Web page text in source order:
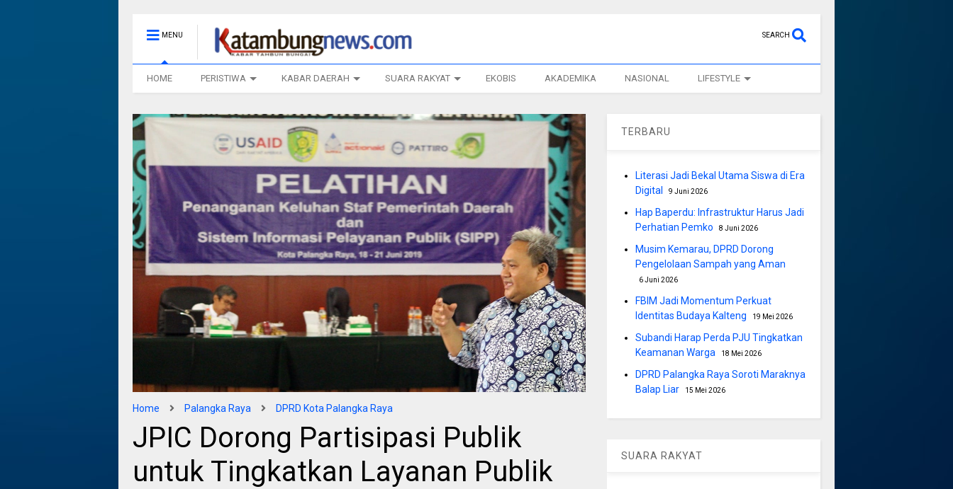
MENU SEARCH
HOME PERISTIWA KABAR DAERAH SUARA RAKYAT EKOBIS AKADEMIKA NASIONAL LIFESTYLE
Home Palangka Raya DPRD Kota Palangka Raya
JPIC Dorong Partisipasi Publik
untuk Tingkatkan Layanan Publik
TERBARU
Literasi Jadi Bekal Utama Siswa di Era
Digital
9 Juni 2026
Hap Baperdu: Infrastruktur Harus Jadi
Perhatian Pemko
8 Juni 2026
Musim Kemarau, DPRD Dorong
Pengelolaan Sampah yang Aman
6 Juni 2026
FBIM Jadi Momentum Perkuat
Identitas Budaya Kalteng
19 Mei 2026
Subandi Harap Perda PJU Tingkatkan
Keamanan Warga
18 Mei 2026
DPRD Palangka Raya Soroti Maraknya
Balap Liar
15 Mei 2026
SUARA RAKYAT